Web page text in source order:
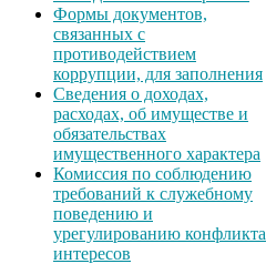
Формы документов,
связанных с
противодействием
коррупции, для заполнения
Сведения о доходах,
расходах, об имуществе и
обязательствах
имущественного характера
Комиссия по соблюдению
требований к служебному
поведению и
урегулированию конфликта
интересов